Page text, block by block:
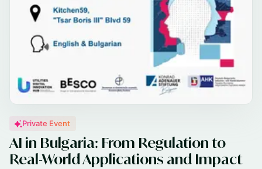
Private Event
AI in Bulgaria: From Regulation to
Real-World Applications and Impact